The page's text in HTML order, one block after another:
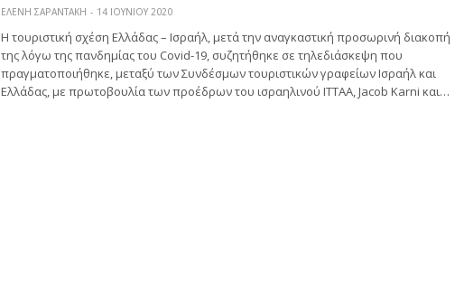
ΕΛΕΝΗ ΣΑΡΑΝΤΑΚΗ 14 ΙΟΥΝΊΟΥ 2020
Η τουριστική σχέση Ελλάδας – Ισραήλ, μετά την αναγκαστική προσωρινή διακοπή
της λόγω της πανδημίας του Covid-19, συζητήθηκε σε τηλεδιάσκεψη που
πραγματοποιήθηκε, μεταξύ των Συνδέσμων τουριστικών γραφείων Ισραήλ και
Ελλάδας, με πρωτοβουλία των προέδρων του ισραηλινού ΙΤΤΑΑ, Jacob Karni και…